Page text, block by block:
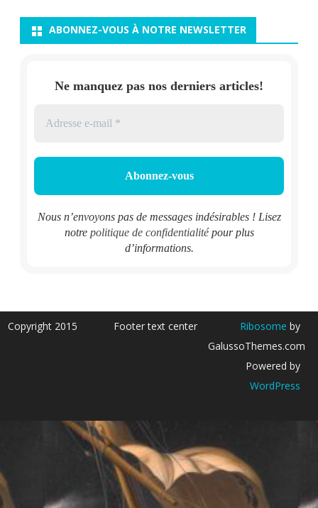
ABONNEZ-VOUS À NOTRE NEWSLETTER
Ne manquez pas nos derniers articles!
Nous n’envoyons pas de messages indésirables ! Lisez
notre politique de confidentialitépour plus
d’informations.
Copyright 2015 Footer text center Ribosome by
GalussoThemes.com
Powered by
WordPress